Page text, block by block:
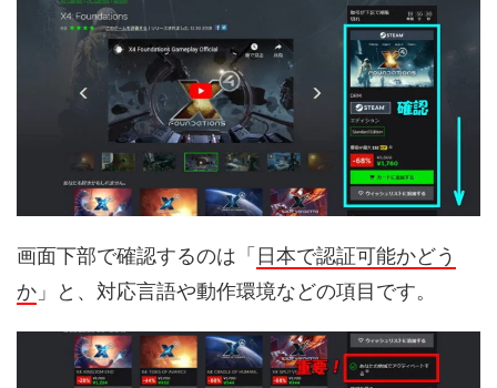
画面下部で確認するのは「 日本で認証可能かどう
か 」と、対応言語や動作環境などの項目です。